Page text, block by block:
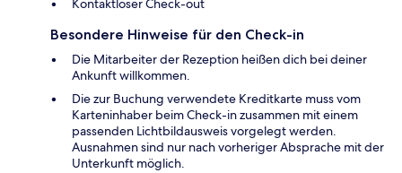
Kontaktloser Check-out
Besondere Hinweise für den Check-in
Die Mitarbeiter der Rezeption heißen dich bei deiner
Ankunft willkommen.
Die zur Buchung verwendete Kreditkarte muss vom
Karteninhaber beim Check-in zusammen mit einem
passenden Lichtbildausweis vorgelegt werden.
Ausnahmen sind nur nach vorheriger Absprache mit der
Unterkunft möglich.